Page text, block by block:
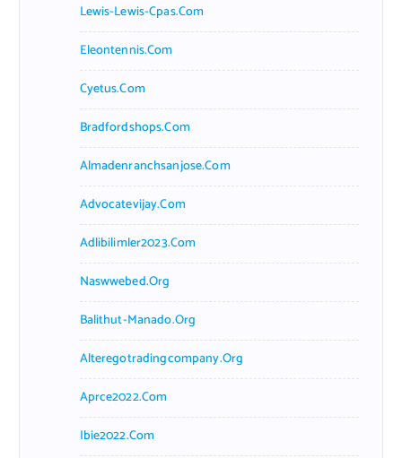
Lewis-Lewis-Cpas.com
Eleontennis.com
Cyetus.com
Bradfordshops.com
Almadenranchsanjose.com
Advocatevijay.com
Adlibilimler2023.com
Naswwebed.org
Balithut-Manado.org
Alteregotradingcompany.org
Aprce2022.com
Ibie2022.com